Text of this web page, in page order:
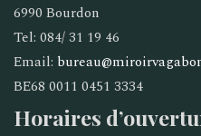
6990 Bourdon
Tel: 084/ 31 19 46
Email:
BE68 0011 0451 3334
Horaires